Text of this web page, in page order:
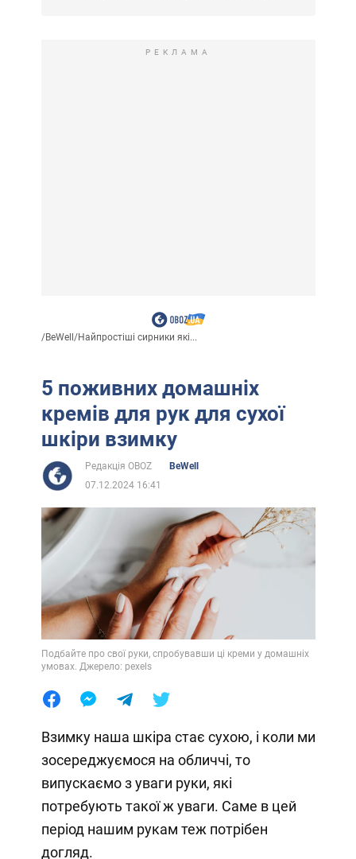
РЕКЛАМА
/BeWell/Найпростіші сирники які...
5 поживних домашніх
кремів для рук для сухої
шкіри взимку
Редакція OBOZ
BeWell
07.12.2024 16:41
Подбайте про свої руки, спробувавши ці креми у домашніх
умовах. Джерело: pexels
Взимку наша шкіра стає сухою, і коли ми
зосереджуємося на обличчі, то
випускаємо з уваги руки, які
потребують такої ж уваги. Саме в цей
період нашим рукам теж потрібен
догляд.